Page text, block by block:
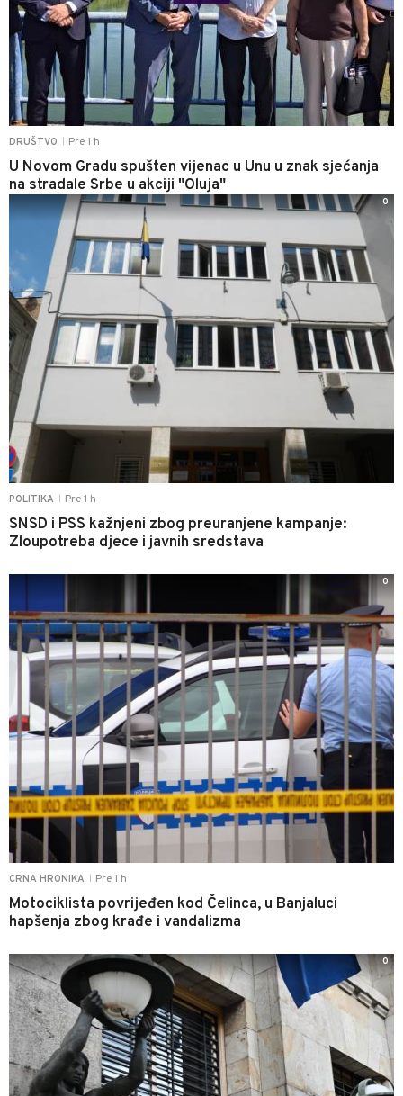
DRUŠTVO Pre 1 h
U Novom Gradu spušten vijenac u Unu u znak sjećanja
na stradale Srbe u akciji "Oluja"
POLITIKA Pre 1 h
SNSD i PSS kažnjeni zbog preuranjene kampanje:
Zloupotreba djece i javnih sredstava
0
CRNA HRONIKA Pre 1 h
Motociklista povrijeđen kod Čelinca, u Banjaluci
hapšenja zbog krađe i vandalizma
0
0